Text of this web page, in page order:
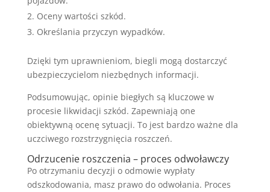
Oceny wartości szkód.
Określania przyczyn wypadków.
Dzięki tym uprawnieniom, biegli mogą dostarczyć
ubezpieczycielom niezbędnych informacji.
Podsumowując, opinie biegłych są kluczowe w
procesie likwidacji szkód. Zapewniają one
obiektywną ocenę sytuacji. To jest bardzo ważne dla
uczciwego rozstrzygnięcia roszczeń.
Odrzucenie roszczenia – proces odwoławczy
Po otrzymaniu decyzji o odmowie wypłaty
odszkodowania, masz prawo do odwołania. Proces